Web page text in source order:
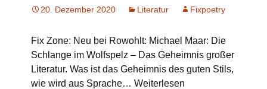
20. Dezember 2020 Literatur Fixpoetry
Fix Zone: Neu bei Rowohlt: Michael Maar: Die
Schlange im Wolfspelz – Das Geheimnis großer
Literatur. Was ist das Geheimnis des guten Stils,
wie wird aus Sprache… Weiterlesen